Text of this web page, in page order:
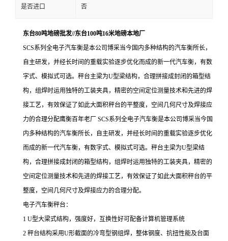
是否进口 否
东台80吨地磅批发//东台100吨16米地磅本地厂
SCS系列全电子汽车衡是本公司博采当今国内多种结构的汽车衡所长，
自主研发，并经长时间的重载实验逐步优化而成的新一代汽车衡，有数
字式、模拟式可选。秤台主梁为U型梁结构，合理拼接成封闭的箱型结
构，组焊时运用独特的工装夹具，精密的空间定位测量技术和先进的焊
接工艺，有效保证了如此大面积秤台的平整度，空间几何尺寸及焊接应
力的合理分配鹰衡百年老厂 SCS系列全电子汽车衡是本公司博采当今国
内多种结构的汽车衡所长，自主研发，并经长时间的重载实验逐步优化
而成的新一代汽车衡，有数字式、模拟式可选。秤台主梁为U型梁结
构，合理拼接成封闭的箱型结构，组焊时运用独特的工装夹具，精密的
空间定位测量技术和先进的焊接工艺，有效保证了如此大面积秤台的平
整度，空间几何尺寸及焊接应力的合理分配。
电子汽车衡秤台：
1 U型大梁式结构，强度好，互换性好可配备计算机管理系统
2 秤台结构采用U形截面的冷弯型钢组焊，整体钢度、抗扭性能及台面